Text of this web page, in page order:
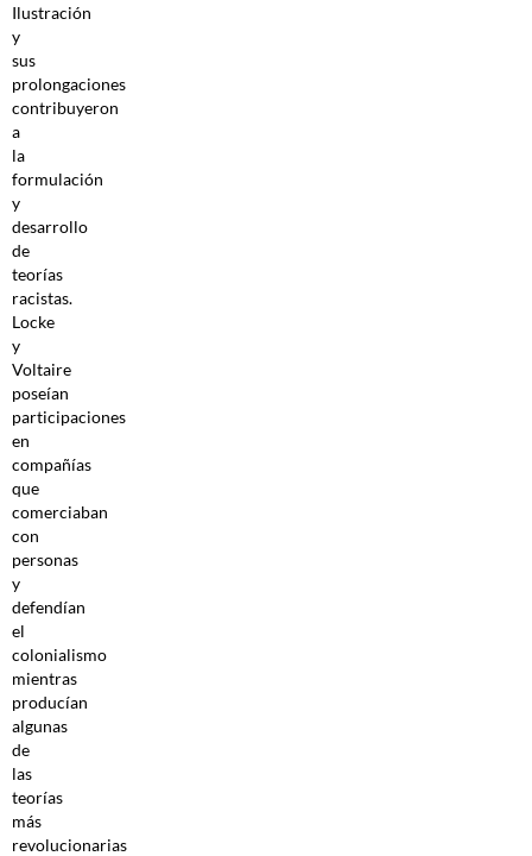
Ilustración
y
sus
prolongaciones
contribuyeron
a
la
formulación
y
desarrollo
de
teorías
racistas.
Locke
y
Voltaire
poseían
participaciones
en
compañías
que
comerciaban
con
personas
y
defendían
el
colonialismo
mientras
producían
algunas
de
las
teorías
más
revolucionarias